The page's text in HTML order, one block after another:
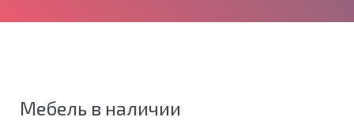
Мебель в наличии